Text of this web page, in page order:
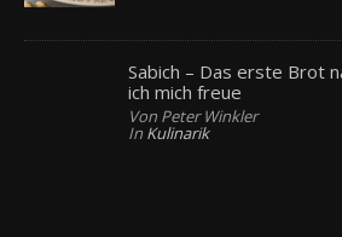
Sabich – Das erste Brot
ich mich freue
Von Peter Winkler
In Kulinarik